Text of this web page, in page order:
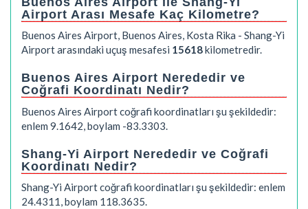
Airport Arası Mesafe Kaç Kilometre?
Buenos Aires Airport, Buenos Aires, Kosta Rika - Shang-Yi
Airport arasındaki uçuş mesafesi 15618kilometredir.
Buenos Aires Airport Nerededir ve
Coğrafi Koordinatı Nedir?
Buenos Aires Airport coğrafi koordinatları şu şekildedir:
enlem 9.1642, boylam -83.3303.
Shang-Yi Airport Nerededir ve Coğrafi
Koordinatı Nedir?
Shang-Yi Airport coğrafi koordinatları şu şekildedir: enlem
24.4311, boylam 118.3635.